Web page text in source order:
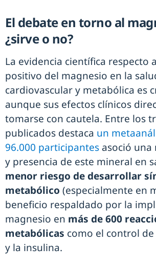
El debate en torno al
¿sirve o no?
La evidencia científica respecto
positivo del magnesio en la
cardiovascular y metabólica es
aunque sus efectos clínicos
tomarse con cautela. Entre los
publicados destaca un
96.000 participantes asoció
y presencia de este mineral en
menor riesgo de desarrollar
metabólico (especialmente en
beneficio respaldado por la
magnesio en más de 600
metabólicas como el control
y la insulina.